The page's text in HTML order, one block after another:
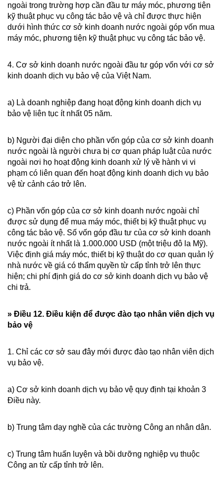
ngoài trong trường hợp cần đầu tư máy móc, phương tiện
kỹ thuật phục vụ công tác bảo vệ và chỉ được thực hiện
dưới hình thức cơ sở kinh doanh nước ngoài góp vốn mua
máy móc, phương tiện kỹ thuật phục vụ công tác bảo vệ.
4. Cơ sở kinh doanh nước ngoài đầu tư góp vốn với cơ sở
kinh doanh dịch vụ bảo vệ của Việt Nam.
a) Là doanh nghiệp đang hoạt động kinh doanh dịch vụ
bảo vệ liên tục ít nhất 05 năm.
b) Người đại diện cho phần vốn góp của cơ sở kinh doanh
nước ngoài là người chưa bị cơ quan pháp luật của nước
ngoài nơi họ hoạt động kinh doanh xử lý về hành vi vi
phạm có liên quan đến hoạt động kinh doanh dịch vụ bảo
vệ từ cảnh cáo trở lên.
c) Phần vốn góp của cơ sở kinh doanh nước ngoài chỉ
được sử dụng để mua máy móc, thiết bị kỹ thuật phục vụ
công tác bảo vệ. Số vốn góp đầu tư của cơ sở kinh doanh
nước ngoài ít nhất là 1.000.000 USD (một triệu đô la Mỹ).
Việc định giá máy móc, thiết bị kỹ thuật do cơ quan quản lý
nhà nước về giá có thẩm quyền từ cấp tỉnh trở lên thực
hiện; chi phí định giá do cơ sở kinh doanh dịch vụ bảo vệ
chi trả.
» Điều 12. Điều kiện để được đào tạo nhân viên dịch vụ
bảo vệ
1. Chỉ các cơ sở sau đây mới được đào tạo nhân viên dịch
vụ bảo vệ.
a) Cơ sở kinh doanh dịch vụ bảo vệ quy định tại khoản 3
Điều này.
b) Trung tâm dạy nghề của các trường Công an nhân dân.
c) Trung tâm huấn luyện và bồi dưỡng nghiệp vụ thuộc
Công an từ cấp tỉnh trở lên.